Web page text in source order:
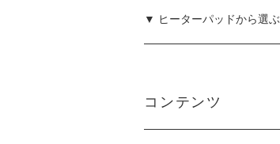
▼ ヒーターパッドから選ぶ
コンテンツ